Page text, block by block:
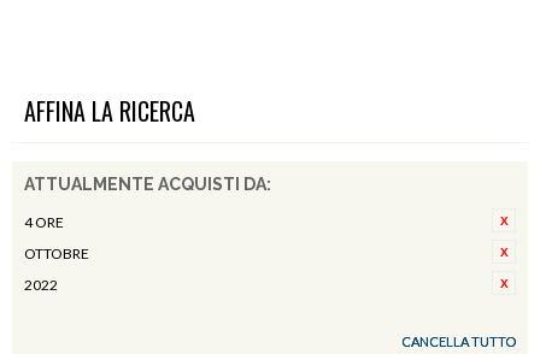
AFFINA LA RICERCA
ATTUALMENTE ACQUISTI DA:
4 ORE
OTTOBRE
2022
CANCELLA TUTTO